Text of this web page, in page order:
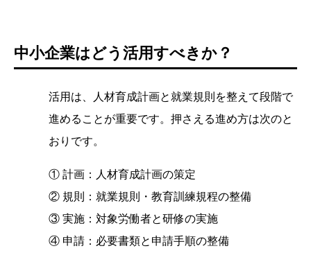
中小企業はどう活用すべきか？
活用は、人材育成計画と就業規則を整えて段階で
進めることが重要です。押さえる進め方は次のと
おりです。
① 計画：人材育成計画の策定
② 規則：就業規則・教育訓練規程の整備
③ 実施：対象労働者と研修の実施
④ 申請：必要書類と申請手順の整備